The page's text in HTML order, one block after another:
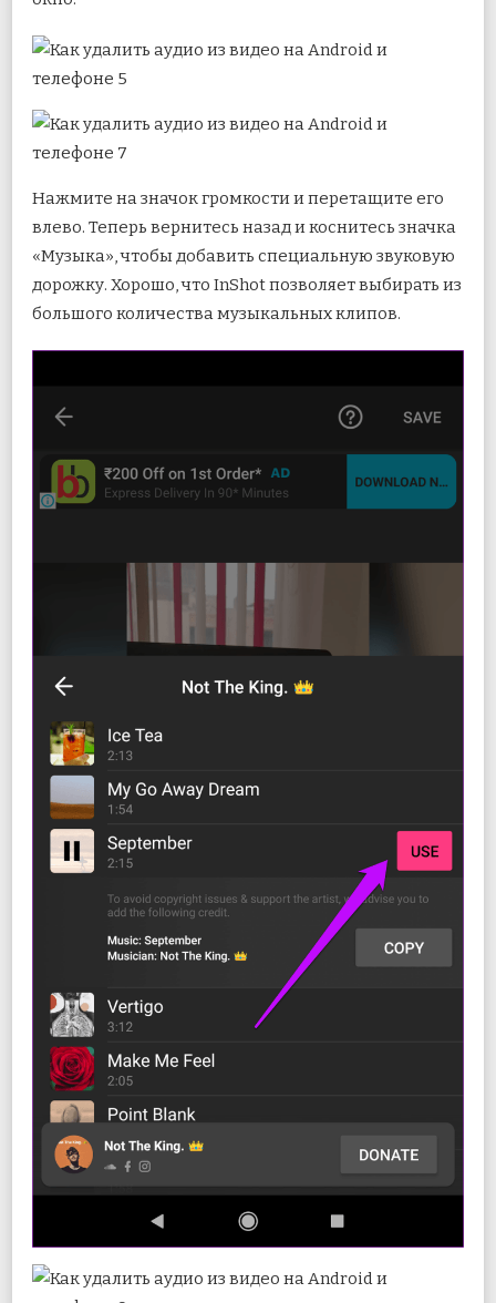
Нажмите на значок громкости и перетащите его
влево. Теперь вернитесь назад и коснитесь значка
«Музыка», чтобы добавить специальную звуковую
дорожку. Хорошо, что InShot позволяет выбирать из
большого количества музыкальных клипов.